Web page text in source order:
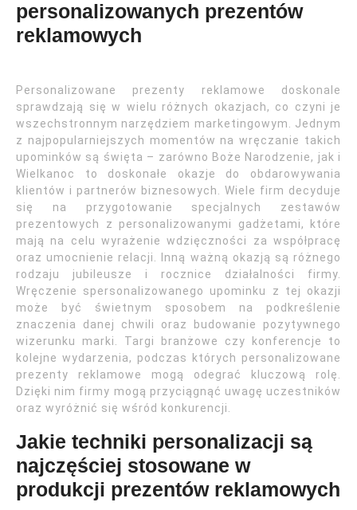
personalizowanych prezentów
reklamowych
Personalizowane prezenty reklamowe doskonale
sprawdzają się w wielu różnych okazjach, co czyni je
wszechstronnym narzędziem marketingowym. Jednym
z najpopularniejszych momentów na wręczanie takich
upominków są święta – zarówno Boże Narodzenie, jak i
Wielkanoc to doskonałe okazje do obdarowywania
klientów i partnerów biznesowych. Wiele firm decyduje
się na przygotowanie specjalnych zestawów
prezentowych z personalizowanymi gadżetami, które
mają na celu wyrażenie wdzięczności za współpracę
oraz umocnienie relacji. Inną ważną okazją są różnego
rodzaju jubileusze i rocznice działalności firmy.
Wręczenie spersonalizowanego upominku z tej okazji
może być świetnym sposobem na podkreślenie
znaczenia danej chwili oraz budowanie pozytywnego
wizerunku marki. Targi branżowe czy konferencje to
kolejne wydarzenia, podczas których personalizowane
prezenty reklamowe mogą odegrać kluczową rolę.
Dzięki nim firmy mogą przyciągnąć uwagę uczestników
oraz wyróżnić się wśród konkurencji.
Jakie techniki personalizacji są
najczęściej stosowane w
produkcji prezentów reklamowych